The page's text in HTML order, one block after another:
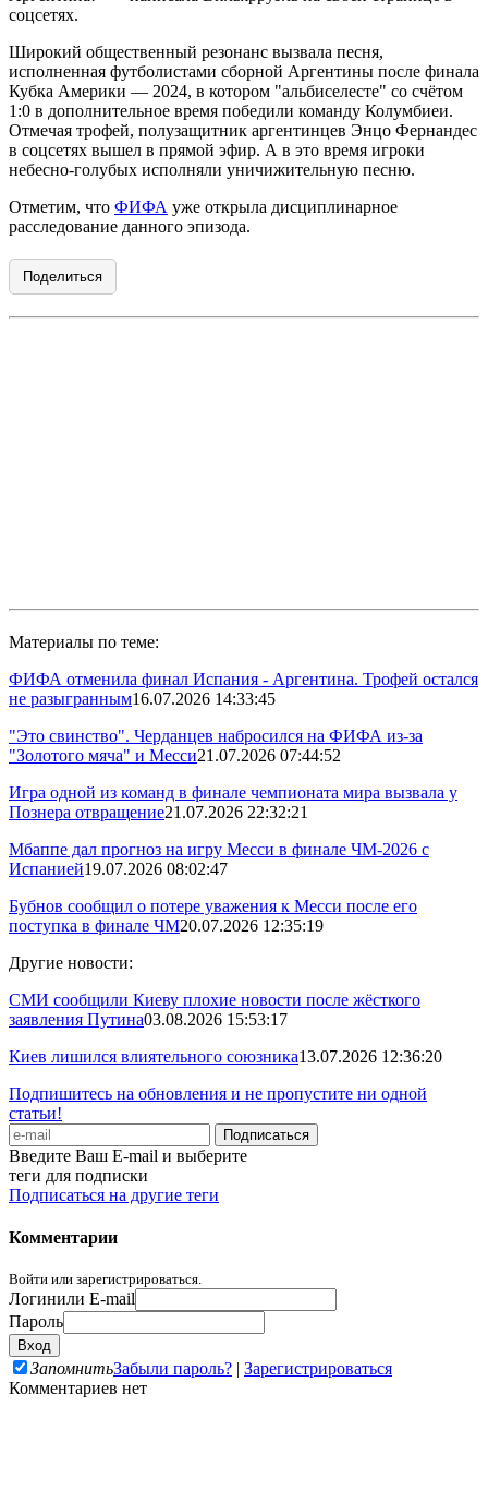
соцсетях.
Широкий общественный резонанс вызвала песня,
исполненная футболистами сборной Аргентины после финала
Кубка Америки — 2024, в котором "альбиселесте" со счётом
1:0 в дополнительное время победили команду Колумбиеи.
Отмечая трофей, полузащитник аргентинцев Энцо Фернандес
в соцсетях вышел в прямой эфир. А в это время игроки
небесно-голубых исполняли уничижительную песню.
Отметим, что ФИФА уже открыла дисциплинарное
расследование данного эпизода.
Поделиться
Материалы по теме:
ФИФА отменила финал Испания - Аргентина. Трофей остался
не разыгранным16.07.2026 14:33:45
"Это свинство". Черданцев набросился на ФИФА из-за
"Золотого мяча" и Месси21.07.2026 07:44:52
Игра одной из команд в финале чемпионата мира вызвала у
Познера отвращение21.07.2026 22:32:21
Мбаппе дал прогноз на игру Месси в финале ЧМ-2026 с
Испанией19.07.2026 08:02:47
Бубнов сообщил о потере уважения к Месси после его
поступка в финале ЧМ20.07.2026 12:35:19
Другие новости:
СМИ сообщили Киеву плохие новости после жёсткого
заявления Путина03.08.2026 15:53:17
Киев лишился влиятельного союзника13.07.2026 12:36:20
Подпишитесь на обновления и не пропустите ни одной
статьи!
Введите Ваш E-mail и выберите
теги для подписки
Подписаться на другие теги
Комментарии
Войти или зарегистрироваться.
Логинили E-mail
Пароль
ЗапомнитьЗабыли пароль? | Зарегистрироваться
Комментариев нет